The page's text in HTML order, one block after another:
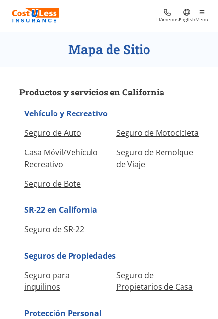
LlámenosEnglishMenu
Mapa de Sitio
Productos y servicios en California
Vehículo y Recreativo
Seguro de Auto
Seguro de Motocicleta
Casa Móvil/Vehículo
Recreativo
Seguro de Remolque
de Viaje
Seguro de Bote
SR-22 en California
Seguro de SR-22
Seguros de Propiedades
Seguro para
inquilinos
Seguro de
Propietarios de Casa
Protección Personal